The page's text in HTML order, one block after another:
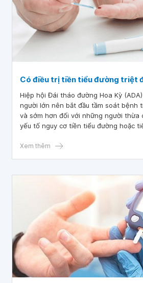
Có điều trị tiền tiểu đường triệt
Hiệp hội Đái tháo đường Hoa Kỳ
người lớn nên bắt đầu tầm soát bệnh
và sớm hơn đối với những người thừa
yếu tố nguy cơ tiền tiểu đường hoặc
đổi lối sống và sinh hoạt.
Xem thêm